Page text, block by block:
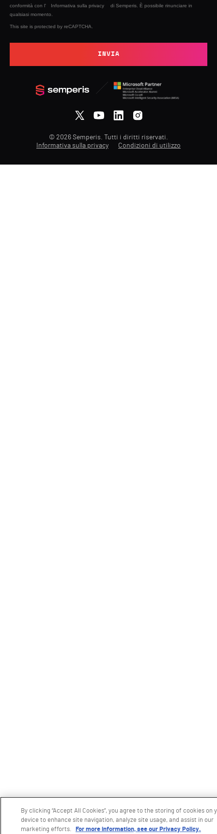
conformità con l'
Informativa sulla privacy
di Semperis. È possibile rinunciare in
qualsiasi momento.
This site is protected by reCAPTCHA.
INVIA
© 2026 Semperis. Tutti i diritti riservati.
Informativa sulla privacy
Condizioni di utilizzo
By clicking “Accept All Cookies”, you agree to the storing of cookies on
device to enhance site navigation, analyze site usage, and assist in our
marketing efforts.
For more information, see our Privacy Policy.